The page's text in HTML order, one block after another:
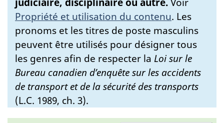
Propriété et utilisation du contenu. Les
pronoms et les titres de poste masculins
peuvent être utilisés pour désigner tous
les genres afin de respecter la Loi sur le
Bureau canadien d’enquête sur les accidents
de transport et de la sécurité des transports
(L.C. 1989, ch. 3).